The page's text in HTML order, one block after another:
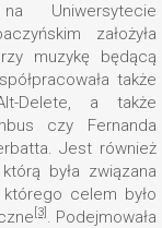
Uniwersytecie
założyła
muzykę będącą
także
Delete, a także
czy Fernanda
Jest również
była związana
celem było
[3] . Podejmowała